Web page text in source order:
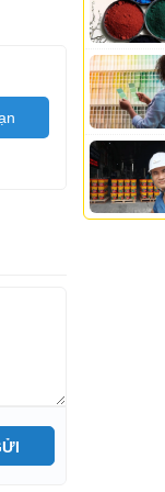
Sơn
Sơn
Sơn
Sơn
Sơn
Sơn
Sơn